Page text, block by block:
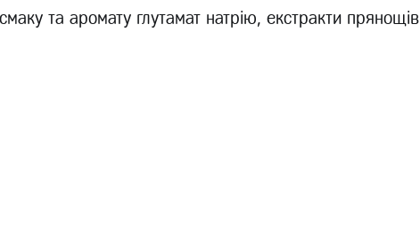
та аромату глутамат натрію, екстракти прянощів